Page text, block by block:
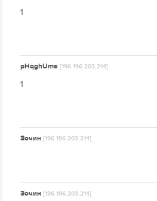
1
pHqghUme[196.196.203.214]
1
Зочин[196.196.203.214]
Зочин[196.196.203.214]